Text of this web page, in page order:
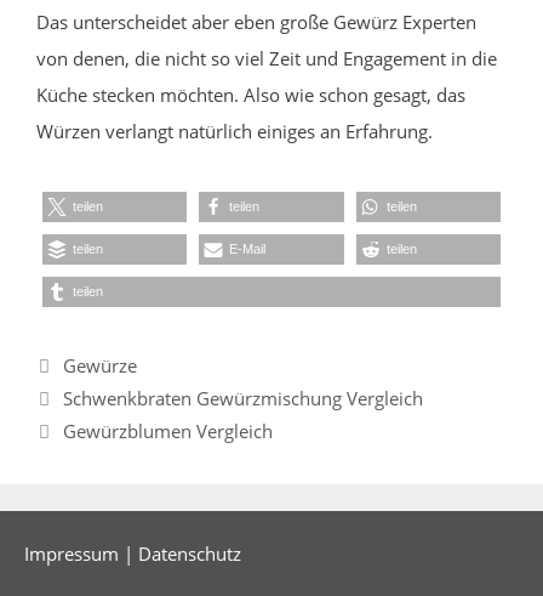
Das unterscheidet aber eben große Gewürz Experten
von denen, die nicht so viel Zeit und Engagement in die
Küche stecken möchten. Also wie schon gesagt, das
Würzen verlangt natürlich einiges an Erfahrung.
teilen teilen teilen
teilen E-Mail teilen
teilen
Kategorien
Gewürze
Schwenkbraten Gewürzmischung Vergleich
Gewürzblumen Vergleich
Impressum | Datenschutz